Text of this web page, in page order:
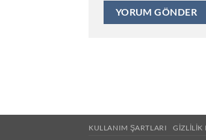
KULLANIM ŞARTLARI GIZLILIK